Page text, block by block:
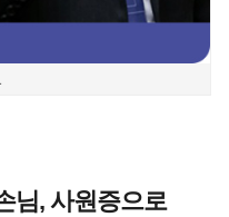
님, 사원증으로